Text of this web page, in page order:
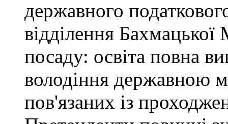
державного
відділення
посаду: освіта повна
володіння державною
пов'язаних із